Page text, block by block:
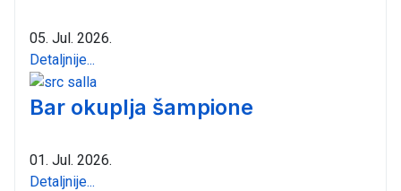
05. Jul. 2026.
Detaljnije...
Bar okuplja šampione
01. Jul. 2026.
Detaljnije...